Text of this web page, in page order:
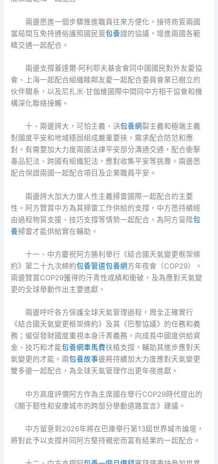
兩邊愿進一個步驟推進職員往來方便化，接待商簽兩國
當局間互免持通俗護照國民簽包養證的協議，增進兩國各範
疇交通一起配合。
兩邊支撐蓋達爾·阿利耶夫基金會同中國國民對外友愛協
會、上海一起配合組織睦鄰友愛一起配合委員會業已樹立的
伙伴關系，以及尼扎米·甘伽維國際中間同中方相干協會和機
構深化聯絡接觸。
十、兩邊誇大，可怕主義、決包養網裂主義和極端主義
對國度平安和地域穩固組成嚴重要挾，需求配合防范和應
對。有需要加大力度兩國法律平安部分溝通交通，配合衝擊
毒品犯法、跨國有組織犯法，應對收集平安等挑釁。兩邊愿
配合保證兩國一起配合項目及企業職員平安。
兩邊誇大加大力度人性主義掃雷國際一起配合的主要
性。阿方贊賞中方為其掃雷工作供給的支撐，中方愿持續經
由過程物質支援、技巧支撐等情勢一起配合，為阿方晉陞包
養掃雷才能供給實在輔助。
十一、中方慶祝阿方勝利舉行《結合國天氣變更框架條
約》第二十九次締約包養管道包養網方年夜會（COP29）。
兩邊贊賞COP29獲得的汗青性成績和衝破，及為應對天氣變
更的全球舉動作出主要進獻。
兩邊呼吁各方保護全球天氣管理過程，周全正確實行
《結合國天氣變更框架條約》及其《巴黎協議》的任務和義
務；催促發財國度重視本身汗青義務，向成長中國度供給資
金、技巧和才能包養網車馬費扶植支撐，輔助其進步應對天
氣變更的才能。兩包養故事邊將持續加大力度應對天氣變更
雙多邊一起配合，為全球天氣管理作出更年夜進獻。
中方高度評價阿方作為主席國在舉行COP29時代提出的
《關于韌性和安康城市的跨部分舉動道路宣言》建議。
中方留意到2026年將在巴庫舉行第13屆世界城市論壇，
將對此予以支撐并同阿方堅持親密而富有結果的一起配合。